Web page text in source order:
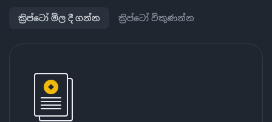
ක්‍රිප්ටෝ මිල දී ගන්න ක්‍රිප්ටෝ විකුණන්න